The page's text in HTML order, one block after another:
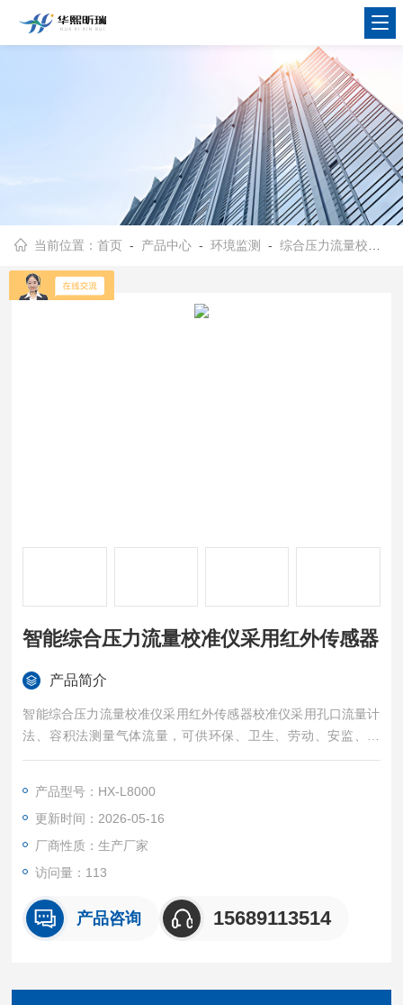
当前位置：首页 - 产品中心 -环境监测 -综合压力流量校准仪
智能综合压力流量校准仪采用红外传感器
产品简介
智能综合压力流量校准仪采用红外传感器校准仪采用孔口流量计
法、容积法测量气体流量，可供环保、卫生、劳动、安监、军
事、科研、教育等部门用于气路流量测量及流量仪器校准。
HJ/T368-2007《标定总悬浮颗粒物采样器用的孔口流量计技术
要求及检测方法》
JJG586-2006 《皂膜流量计检定规程》
JJG633-2005《气体容积式流量计》
产品型号：HX-L8000
更新时间：2026-05-16
厂商性质：生产厂家
访问量：113
产品咨询 15689113514